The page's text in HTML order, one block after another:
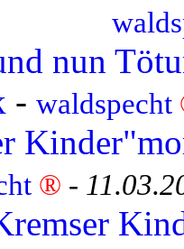
nun
- waldspecht
® -